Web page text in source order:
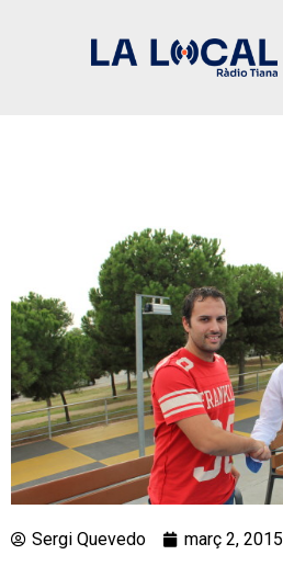
Sergi Quevedo març 2, 2015